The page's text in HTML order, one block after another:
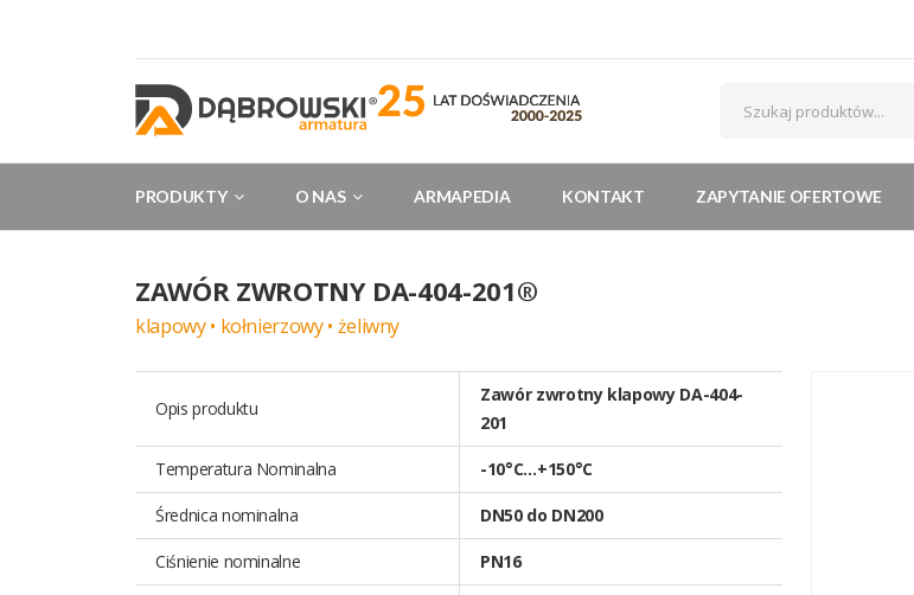
PRODUKTY O NAS ARMAPEDIA KONTAKT ZAPYTANIE OFERTOWE
ZAWÓR ZWROTNY DA-404-201®
klapowy • kołnierzowy • żeliwny
Opis produktu
Zawór zwrotny klapowy DA-404-
201
Temperatura Nominalna -10°C…+150°C
Średnica nominalna DN50 do DN200
Ciśnienie nominalne PN16